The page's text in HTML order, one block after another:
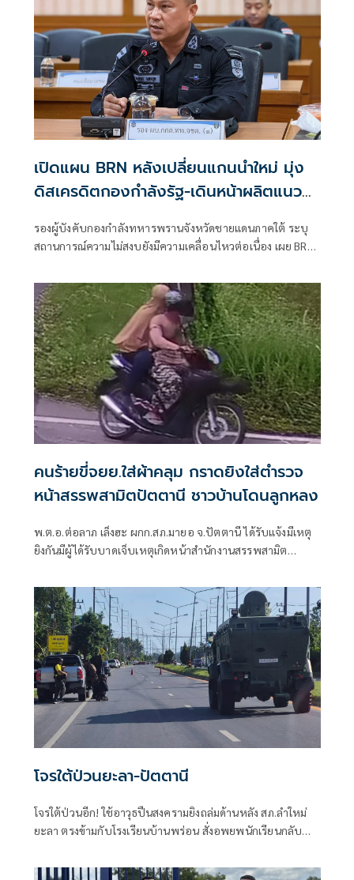
เปิดแผน BRN หลังเปลี่ยนแกนนำใหม่ มุ่ง
ดิสเครดิตกองกำลังรัฐ-เดินหน้าผลิตแนว
รองผู้บังคับกองกำลังทหารพรานจังหวัดชายแดนภาคใต้ ระบุ
สถานการณ์ความไม่สงบยังมีความเคลื่อนไหวต่อเนื่อง เผย BRN
คนร้ายขี่จยย.ใส่ผ้าคลุม กราดยิงใส่ตำรวจ
หน้าสรรพสามิตปัตตานี ชาวบ้านโดนลูกหลง
พ.ต.อ.ต่อลาภ เล็งฮะ ผกก.สภ.มายอ จ.ปัตตานี ได้รับแจ้งมีเหตุ
ยิงกันมีผู้ได้รับบาดเจ็บเหตุเกิดหน้าสำนักงานสรรพสามิต
นราธิวาส - ปัตตานี หลังได้รับแจ้งจึงรายงานให้ผู้บังคับบัญชา
ทราบพร้อมนำกำลังไปที่เกิดเหตุ
โจรใต้ป่วนยะลา-ปัตตานี
โจรใต้ป่วนอีก! ใช้อาวุธปืนสงครามยิงถล่มด้านหลัง สภ.ลำใหม่
ยะลา ตรงข้ามกับโรงเรียนบ้านพร่อน สั่งอพยพนักเรียนกลับ